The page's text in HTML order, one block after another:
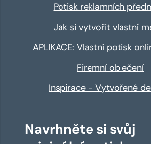
Potisk reklamních
Jak si vytvořit vlastní
APLIKACE: Vlastní potisk
Firemní oblečení
Inspirace - Vytvořené
Navrhněte si svůj